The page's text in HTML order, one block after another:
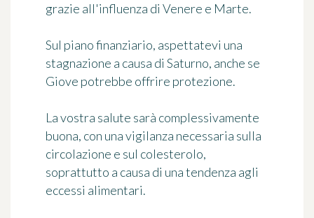
grazie all'influenza di Venere e Marte.
Sul piano finanziario, aspettatevi una
stagnazione a causa di Saturno, anche se
Giove potrebbe offrire protezione.
La vostra salute sarà complessivamente
buona, con una vigilanza necessaria sulla
circolazione e sul colesterolo,
soprattutto a causa di una tendenza agli
eccessi alimentari.